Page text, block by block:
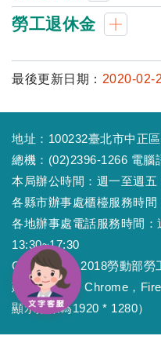
勞工退休金
最後更新日期： 2020-02-
地址：100232臺北市中正
總機：(02)2396-1266 電腦
本局辦公時間：週一至週
各縣市辦事處櫃檯服務時
各地辦事處電話服務時間：
13:30~17:30
Copyright © 2018勞動部勞
建議瀏覽器：Chrome，
顯示效果為1920 * 1280）